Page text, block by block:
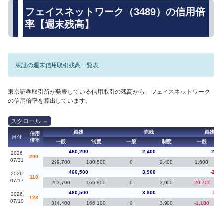
フェイスネットワーク（3489）の信用倍
率【週末残高】
東証の週末信用取引残高一覧表
東京証券取引所が発表している信用取引の残高から、フェイスネットワーク
の信用倍率を算出しています。
日付
信用
倍率
買残 売残
買残（
一般
制度 一般 制度 一般
2026
07/31
200
480,200 2,400
299,700
180,500 0 2,400 1,600
2026
07/17
118
460,500 3,900
-
293,700
166,800 0 3,900 -20,700
2026
07/10
123
480,500 3,900
-
314,400
166,100 0 3,900 -1,100